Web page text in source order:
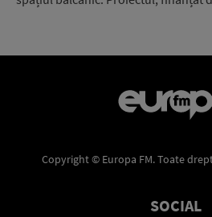
Copyright © Europa FM. Toate
SOCIAL